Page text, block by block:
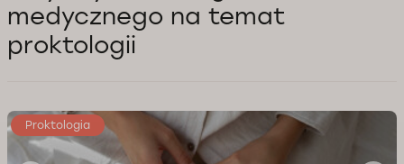
medycznego na temat
proktologii
Proktologia